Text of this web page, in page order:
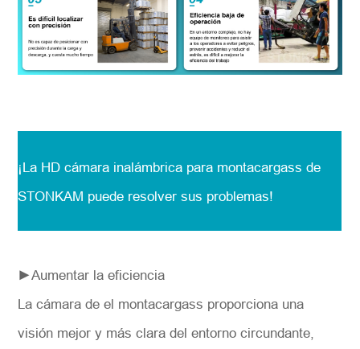
¡La HD cámara inalámbrica para montacargass de
STONKAM puede resolver sus problemas!
►Aumentar la eficiencia
La cámara de el montacargass proporciona una
visión mejor y más clara del entorno circundante,